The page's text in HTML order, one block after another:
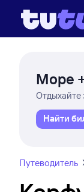
Море
Отдыхайте
Найти
Путеводитель